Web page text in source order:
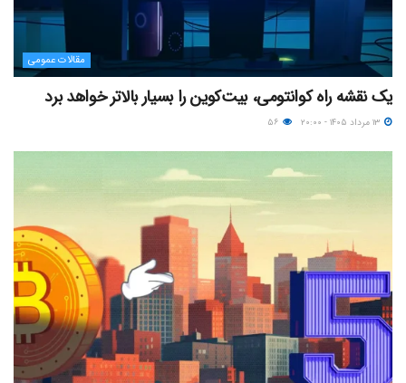
مقالات عمومی
یک نقشه راه کوانتومی، بیت‌کوین را بسیار بالاتر خواهد برد